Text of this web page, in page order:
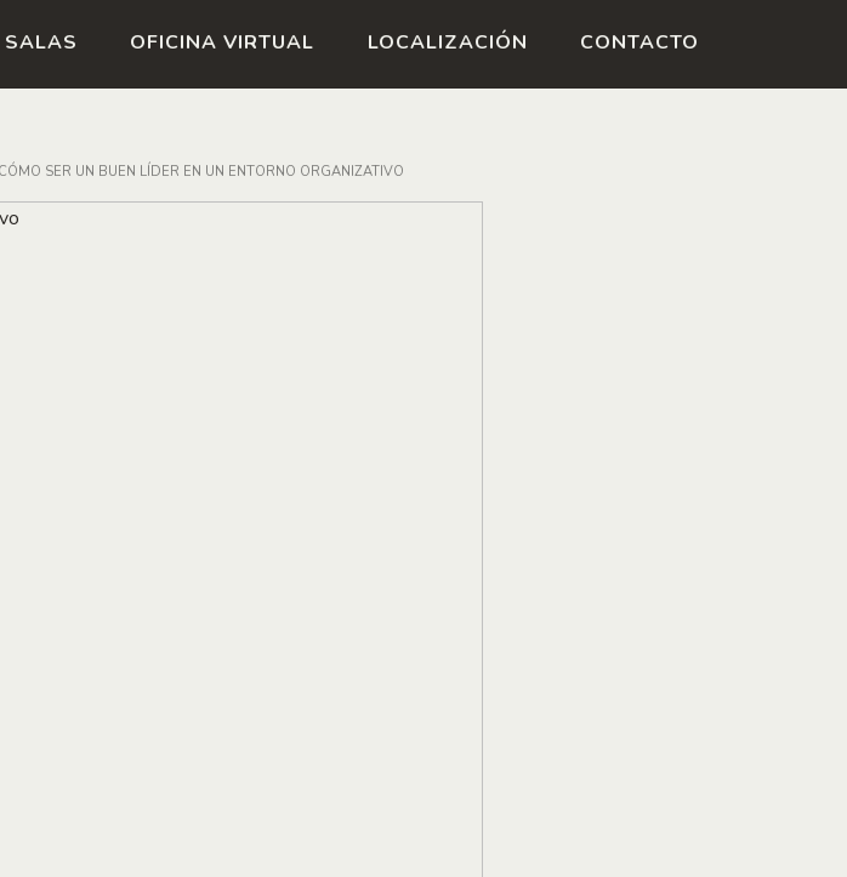
ENGLISH
SALAS OFICINA VIRTUAL LOCALIZACIÓN CONTACTO
CÓMO SER UN BUEN LÍDER EN UN ENTORNO ORGANIZATIVO